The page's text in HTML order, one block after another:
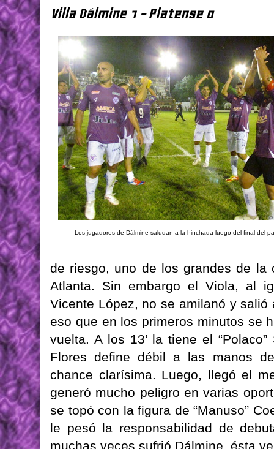
Villa Dálmine 1 - Platense 0
Los jugadores de Dálmine saludan a la hinchada luego del final del
de riesgo, uno de los grandes de
Atlanta. Sin embargo el Viola, al
Vicente López, no se amilanó y
eso que en los primeros minutos se
vuelta. A los 13’ la tiene el
Flores define débil a las manos
chance clarísima. Luego, llegó el
generó mucho peligro en varias
se topó con la figura de “Manuso”
le pesó la responsabilidad de
muchas veces sufrió Dálmine, ésta